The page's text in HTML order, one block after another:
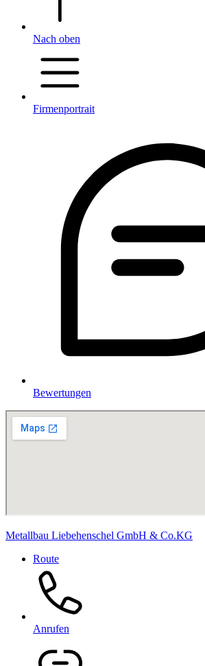
Nach oben
Firmenportrait
Bewertungen
Metallbau Liebehenschel GmbH & Co.KG
Route
Anrufen